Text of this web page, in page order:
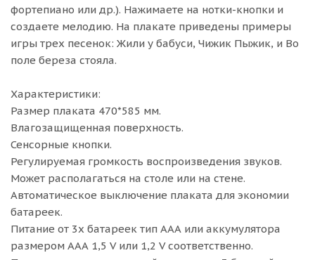
фортепиано или др.). Нажимаете на нотки-кнопки и
создаете мелодию. На плакате приведены примеры
игры трех песенок: Жили у бабуси, Чижик Пыжик, и Во
поле береза стояла.
Характеристики:
Размер плаката 470*585 мм.
Влагозащищенная поверхность.
Сенсорные кнопки.
Регулируемая громкость воспроизведения звуков.
Может располагаться на столе или на стене.
Автоматическое выключение плаката для экономии
батареек.
Питание от 3х батареек тип ААА или аккумулятора
размером ААА 1,5 V или 1,2 V соответственно.